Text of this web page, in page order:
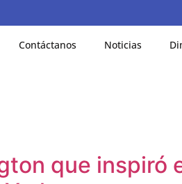
Contáctanos Noticias
que inspiró